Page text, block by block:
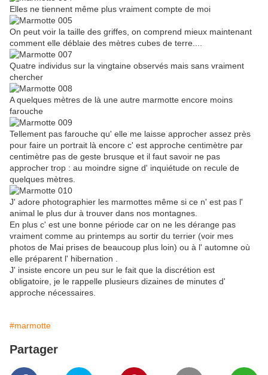
Elles ne tiennent même plus vraiment compte de moi
On peut voir la taille des griffes, on comprend mieux maintenant
comment elle déblaie des mètres cubes de terre....
Quatre individus sur la vingtaine observés mais sans vraiment
chercher
A quelques mètres de là une autre marmotte encore moins
farouche
Tellement pas farouche qu' elle me laisse approcher assez près
pour faire un portrait là encore c' est approche centimètre par
centimètre pas de geste brusque et il faut savoir ne pas
approcher trop : au moindre signe d' inquiétude on recule de
quelques mètres.
J' adore photographier les marmottes même si ce n' est pas l'
animal le plus dur à trouver dans nos montagnes.
En plus c' est une bonne période car on ne les dérange pas
vraiment comme au printemps au sortir du terrier (voir mes
photos de Mai prises de beaucoup plus loin) ou à l' automne où
elle préparent l' hibernation .
J' insiste encore un peu sur le fait que la discrétion est
obligatoire, je le rappelle plusieurs dizaines de minutes d'
approche nécessaires.
#marmotte
Partager